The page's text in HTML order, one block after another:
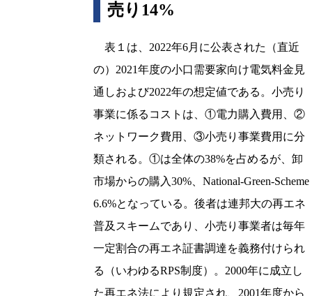
売り14%
表１は、2022年6月に公表された（直近
の）2021年度の小口需要家向け電気料金見
通しおよび2022年の想定値である。小売り
事業に係るコストは、①電力購入費用、②
ネットワーク費用、③小売り事業費用に分
類される。①は全体の38%を占めるが、卸
市場からの購入30%、National-Green-Scheme
6.6%となっている。後者は連邦大の再エネ
普及スキームであり、小売り事業者は毎年
一定割合の再エネ証書調達を義務付けられ
る（いわゆるRPS制度）。2000年に成立し
た再エネ法により規定され、2001年度から